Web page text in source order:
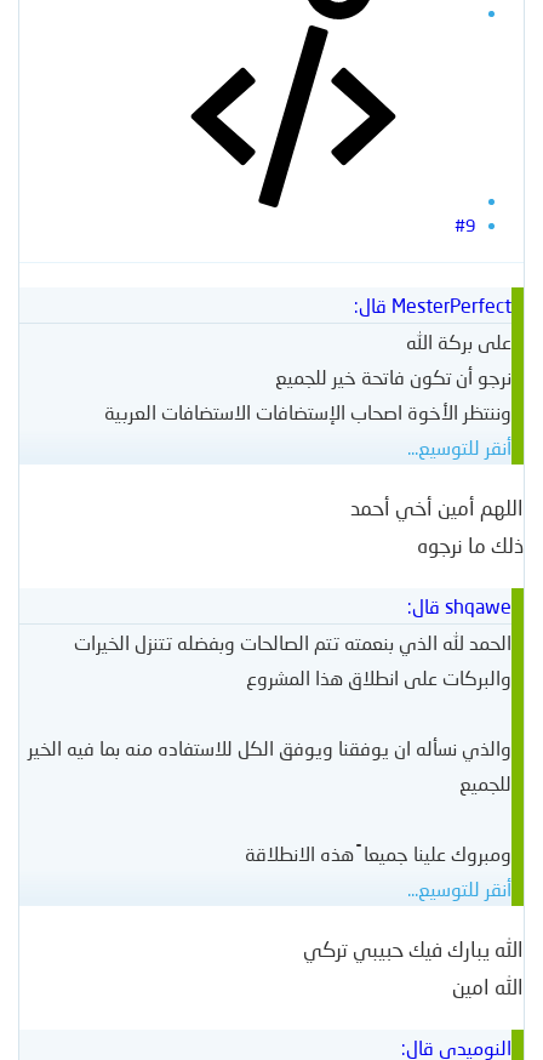
#9
MesterPerfect قال:
على بركة الله
نرجو أن تكون فاتحة خير للجميع
وننتظر الأخوة اصحاب الإستضافات الاستضافات العربية
أنقر للتوسيع...
اللهم أمين أخي أحمد
ذلك ما نرجوه
shqawe قال:
الحمد لله الذي بنعمته تتم الصالحات وبفضله تتنزل الخيرات
والبركات على انطلاق هذا المشروع
والذي نسأله ان يوفقنا ويوفق الكل للاستفاده منه بما فيه الخير
للجميع
ومبروك علينا جميعا ً هذه اﻻنطلاقة
أنقر للتوسيع...
الله يبارك فيك حبيبي تركي
الله امين
النوميدي قال: